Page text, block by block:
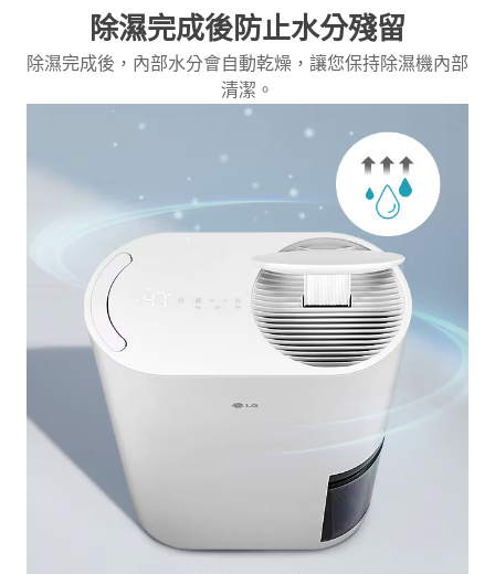
除濕完成後防止水分殘留
除濕完成後，內部水分會自動乾燥，讓您保持除濕機內部
清潔。